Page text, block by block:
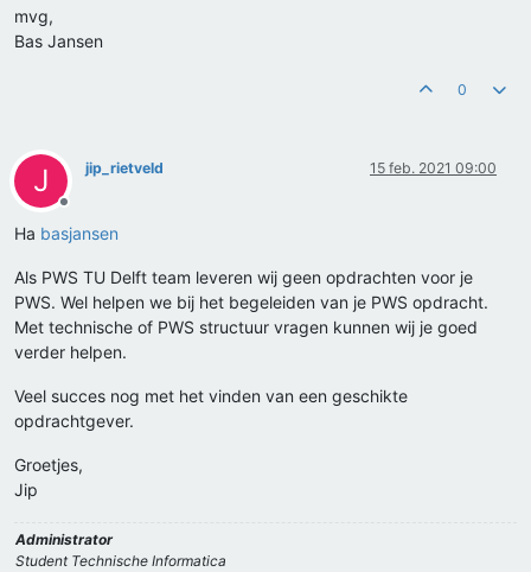
mvg,
Bas Jansen
0
J
Offline
jip_rietveld 15 feb. 2021 09:00
Ha basjansen
Als PWS TU Delft team leveren wij geen opdrachten voor je
PWS. Wel helpen we bij het begeleiden van je PWS opdracht.
Met technische of PWS structuur vragen kunnen wij je goed
verder helpen.
Veel succes nog met het vinden van een geschikte
opdrachtgever.
Groetjes,
Jip
Administrator
Student Technische Informatica